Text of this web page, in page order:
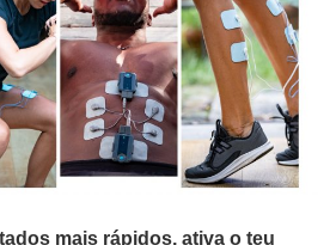
mais rápidos, ativa o teu